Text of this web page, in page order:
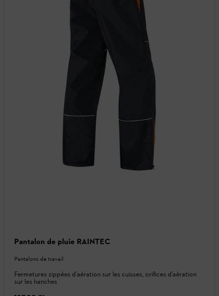
Pantalon de pluie RAINTEC
Pantalons de travail
Fermetures zippées d’aération sur les cuisses, orifices d’aération
sur les hanches